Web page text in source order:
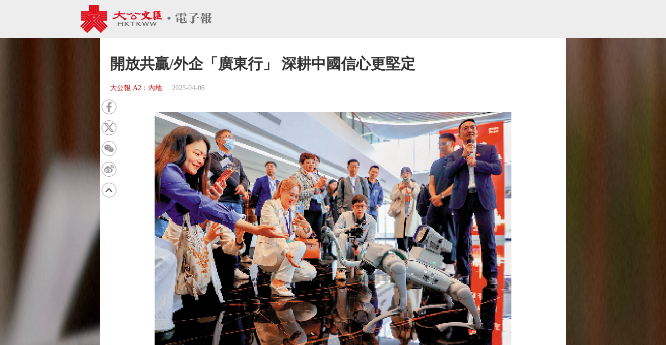
開放共贏/外企「廣東行」 深耕中國信心更堅定
大公報 A2：內地 2025-04-06